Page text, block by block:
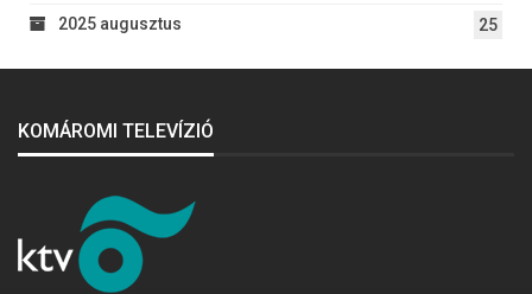
2025 augusztus 25
KOMÁROMI TELEVÍZIÓ